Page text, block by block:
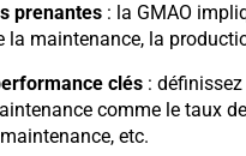
prenantes: la GMAO
la maintenance, la
clés: définissez
comme le taux
etc.